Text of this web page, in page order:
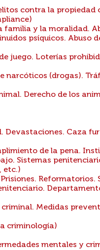
contra la propiedad
familia y la moralidad.
psíquicos. Abuso
juego. Loterías
narcóticos (drogas).
Derecho de los
Devastaciones. Caza
de la pena.
Sistemas
etc.)
Reformatorios.
Medidas
criminología)
mentales y